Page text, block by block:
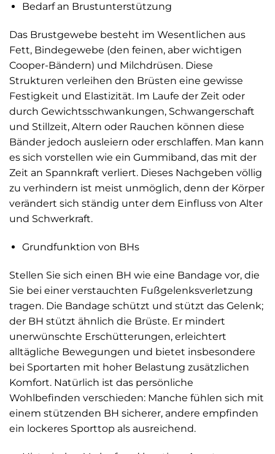
Bedarf an Brustunterstützung
Das Brustgewebe besteht im Wesentlichen aus
Fett, Bindegewebe (den feinen, aber wichtigen
Cooper-Bändern) und Milchdrüsen. Diese
Strukturen verleihen den Brüsten eine gewisse
Festigkeit und Elastizität. Im Laufe der Zeit oder
durch Gewichtsschwankungen, Schwangerschaft
und Stillzeit, Altern oder Rauchen können diese
Bänder jedoch ausleiern oder erschlaffen. Man kann
es sich vorstellen wie ein Gummiband, das mit der
Zeit an Spannkraft verliert. Dieses Nachgeben völlig
zu verhindern ist meist unmöglich, denn der Körper
verändert sich ständig unter dem Einfluss von Alter
und Schwerkraft.
Grundfunktion von BHs
Stellen Sie sich einen BH wie eine Bandage vor, die
Sie bei einer verstauchten Fußgelenksverletzung
tragen. Die Bandage schützt und stützt das Gelenk;
der BH stützt ähnlich die Brüste. Er mindert
unerwünschte Erschütterungen, erleichtert
alltägliche Bewegungen und bietet insbesondere
bei Sportarten mit hoher Belastung zusätzlichen
Komfort. Natürlich ist das persönliche
Wohlbefinden verschieden: Manche fühlen sich mit
einem stützenden BH sicherer, andere empfinden
ein lockeres Sporttop als ausreichend.